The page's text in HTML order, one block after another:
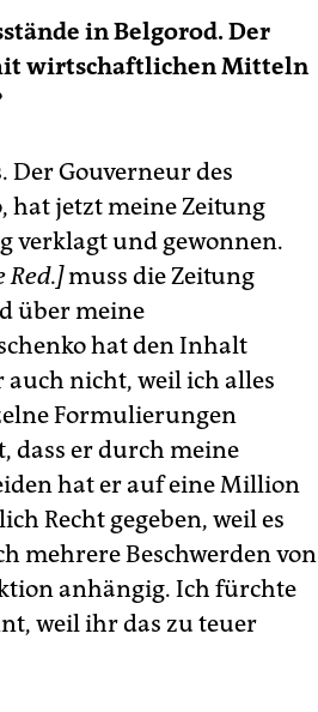
in Belgorod. Der
wirtschaftlichen Mitteln
Der Gouverneur des
hat jetzt meine Zeitung
verklagt und gewonnen.
muss die Zeitung
über meine
hat den Inhalt
nicht, weil ich alles
Formulierungen
dass er durch meine
hat er auf eine Million
Recht gegeben, weil es
mehrere Beschwerden von
anhängig. Ich fürchte
weil ihr das zu teuer